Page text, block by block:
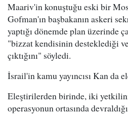
Maariv'in konuştuğu eski bir
Gofman'ın başbakanın askeri
yaptığı dönemde plan üzerinde
"bizzat kendisinin desteklediği
çıktığını" söyledi.
İsrail'in kamu yayıncısı Kan da
Eleştirilerden birinde, iki
operasyonun ortasında